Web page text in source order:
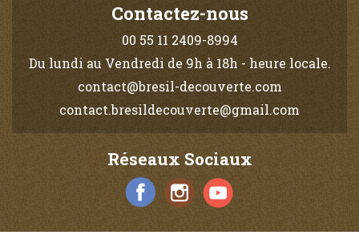
Contactez-nous
00 55 11 2409-8994
Du lundi au Vendredi de 9h à 18h - heure locale.
contact@bresil-decouverte.com
contact.bresildecouverte@gmail.com
Réseaux Sociaux